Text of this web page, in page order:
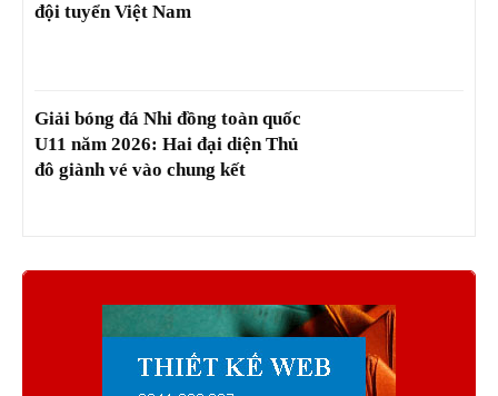
đội tuyển Việt Nam
Giải bóng đá Nhi đồng toàn quốc
U11 năm 2026: Hai đại diện Thủ
đô giành vé vào chung kết